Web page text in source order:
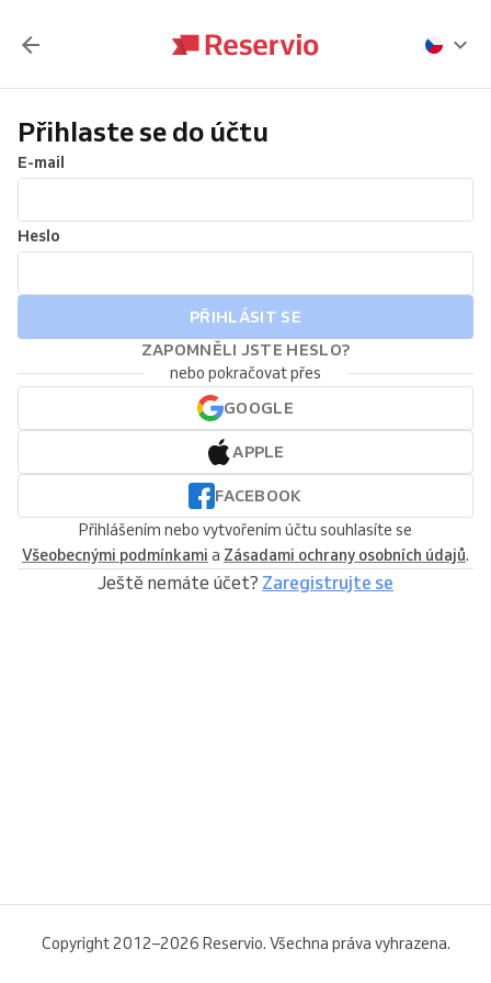
Přihlaste se do účtu
E-mail
Heslo
PŘIHLÁSIT SE
ZAPOMNĚLI JSTE HESLO?
nebo pokračovat přes
GOOGLE
APPLE
FACEBOOK
Přihlášením nebo vytvořením účtu souhlasíte se
Všeobecnými podmínkami a Zásadami ochrany osobních údajů.
Ještě nemáte účet? Zaregistrujte se
Copyright 2012–2026 Reservio. Všechna práva vyhrazena.